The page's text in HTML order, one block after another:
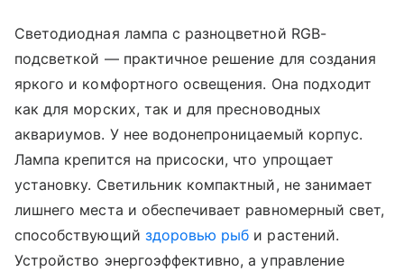
Светодиодная лампа с разноцветной RGB-
подсветкой — практичное решение для создания
яркого и комфортного освещения. Она подходит
как для морских, так и для пресноводных
аквариумов. У нее водонепроницаемый корпус.
Лампа крепится на присоски, что упрощает
установку. Светильник компактный, не занимает
лишнего места и обеспечивает равномерный свет,
способствующий здоровью рыб и растений.
Устройство энергоэффективно, а управление